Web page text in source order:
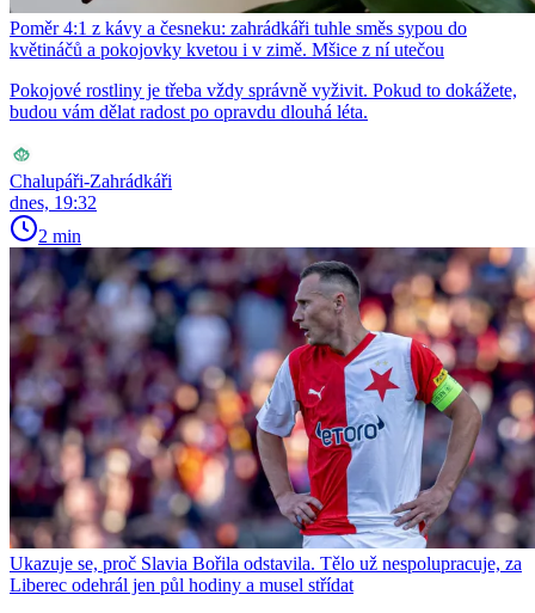
Poměr 4:1 z kávy a česneku: zahrádkáři tuhle směs sypou do
květináčů a pokojovky kvetou i v zimě. Mšice z ní utečou
Pokojové rostliny je třeba vždy správně vyživit. Pokud to dokážete,
budou vám dělat radost po opravdu dlouhá léta.
Chalupáři-Zahrádkáři
dnes, 19:32
2 min
Ukazuje se, proč Slavia Bořila odstavila. Tělo už nespolupracuje, za
Liberec odehrál jen půl hodiny a musel střídat